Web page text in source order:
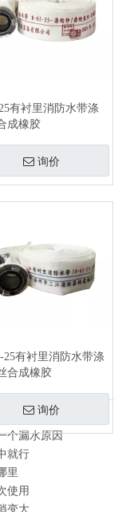
有衬里消防水带涤
成橡胶
询价
25有衬里消防水带涤
合成橡胶
询价
存放方式
个漏水原因
就行
里
使用
变大